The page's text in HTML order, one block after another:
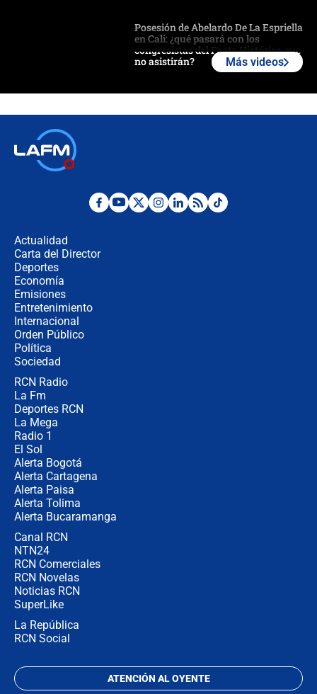
Posesión de Abelardo De La Espriella
en Cali: ¿qué pasará con los
congresistas del Pacto Histórico que
no asistirán?
¿Por qué De la Espriella gobernará
Más videos
Actualidad
Carta del Director
Deportes
Economía
Emisiones
Entretenimiento
Internacional
Orden Público
Política
Sociedad
RCN Radio
La Fm
Deportes RCN
La Mega
Radio 1
El Sol
Alerta Bogotá
Alerta Cartagena
Alerta Paisa
Alerta Tolima
Alerta Bucaramanga
Canal RCN
NTN24
RCN Comerciales
RCN Novelas
Noticias RCN
SuperLike
La República
RCN Social
ATENCIÓN AL OYENTE